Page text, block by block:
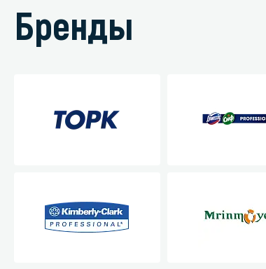
Бренды